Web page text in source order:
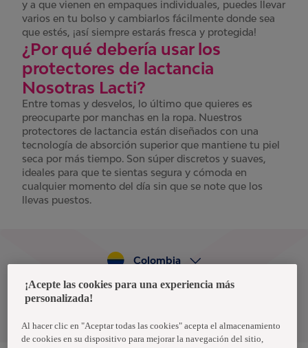
y a que vienen en empaques individuales, puedes llevar
varios en tu bolso y cambiarlos fácilmente donde sea
que estés, ¡así siempre estarás fresca y protegida!
¿Por qué debería usar los
protectores de lactancia
Nosotras Lacti?
Entre tomas y desvelos, lo último que quieres es
preocuparte por manchas en la ropa. Nuestros
protectores de lactancia están diseñados con una
tecnología de absorción superior que mantiene tu piel
seca por más tiempo. Son súper discretos y suaves,
ideales para que te sientas segura y cómoda en
cualquier momento del día sin que se note que los
llevas puestos.
Política de privacidad de datos
Colombia
¡Acepte las cookies para una experiencia más
personalizada!
Al hacer clic en "Aceptar todas las cookies" acepta el almacenamiento
de cookies en su dispositivo para mejorar la navegación del sitio,